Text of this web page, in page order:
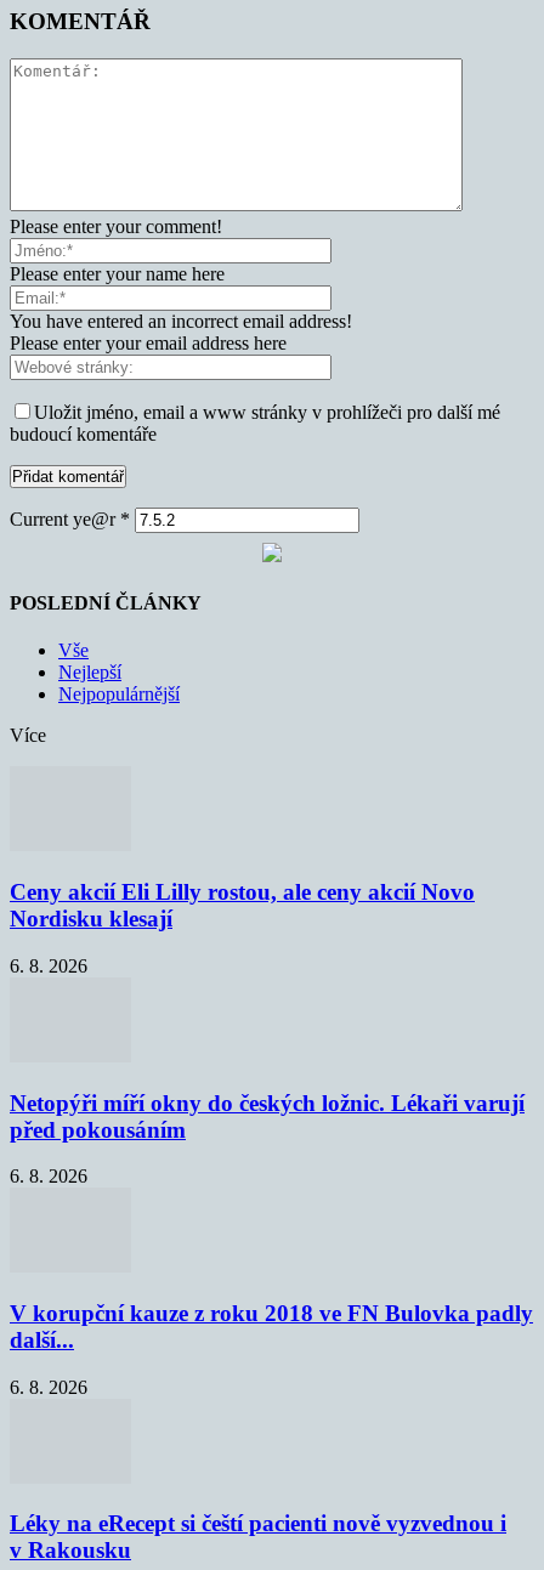
KOMENTÁŘ
Please enter your comment!
Please enter your name here
You have entered an incorrect email address!
Please enter your email address here
Uložit jméno, email a www stránky v prohlížeči pro další mé
budoucí komentáře
Current ye@r *
POSLEDNÍ ČLÁNKY
Vše
Nejlepší
Nejpopulárnější
Více
Ceny akcií Eli Lilly rostou, ale ceny akcií Novo
Nordisku klesají
6. 8. 2026
Netopýři míří okny do českých ložnic. Lékaři varují
před pokousáním
6. 8. 2026
V korupční kauze z roku 2018 ve FN Bulovka padly
další...
6. 8. 2026
Léky na eRecept si čeští pacienti nově vyzvednou i
v Rakousku